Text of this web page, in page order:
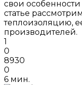
свои
статье
теплоизоляцию,
производителей.
1
0
8930
0
6 мин.